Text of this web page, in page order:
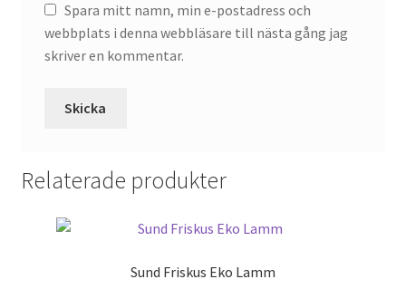
Spara mitt namn, min e-postadress och
webbplats i denna webbläsare till nästa gång jag
skriver en kommentar.
Relaterade produkter
Sund Friskus Eko Lamm